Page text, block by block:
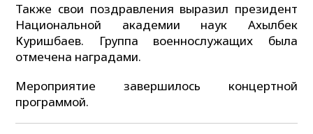
Также свои поздравления выразил президент
Национальной академии наук Ахылбек
Куришбаев. Группа военнослужащих была
отмечена наградами.
Мероприятие завершилось концертной
программой.